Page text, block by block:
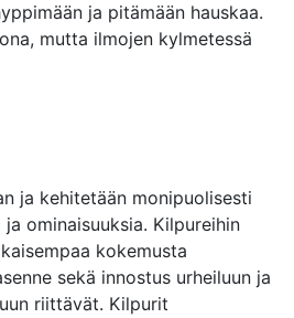
ja pitämään hauskaa.
mutta ilmojen kylmetessä
ja kehitetään monipuolisesti
ominaisuuksia. Kilpureihin
kokemusta
sekä innostus urheiluun ja
riittävät. Kilpurit